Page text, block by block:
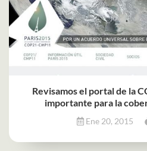
Revisamos el portal de la
importante para la
Ene 20, 2015